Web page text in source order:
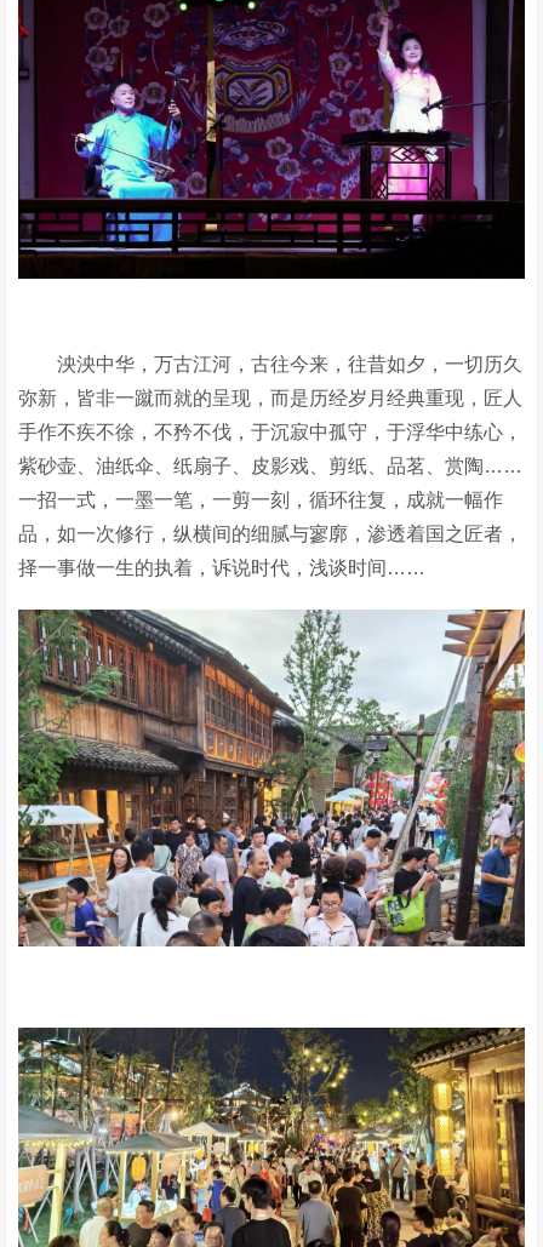
泱泱中华，万古江河，古往今来，往昔如夕，一切历久
弥新，皆非一蹴而就的呈现，而是历经岁月经典重现，匠人
手作不疾不徐，不矜不伐，于沉寂中孤守，于浮华中练心，
紫砂壶、油纸伞、纸扇子、皮影戏、剪纸、品茗、赏陶……
一招一式，一墨一笔，一剪一刻，循环往复，成就一幅作
品，如一次修行，纵横间的细腻与寥廓，渗透着国之匠者，
择一事做一生的执着，诉说时代，浅谈时间……